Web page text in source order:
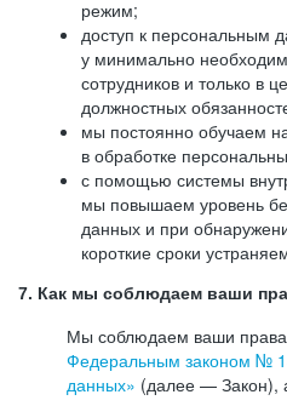
режим;
доступ к персональным
у минимально
сотрудников и только в
должностных
мы постоянно обучаем
в обработке
с помощью системы
мы повышаем уровень
данных и при
короткие сроки
7. Как мы соблюдаем ваши
Мы соблюдаем ваши
Федеральным законом №
данных» (далее — Закон),